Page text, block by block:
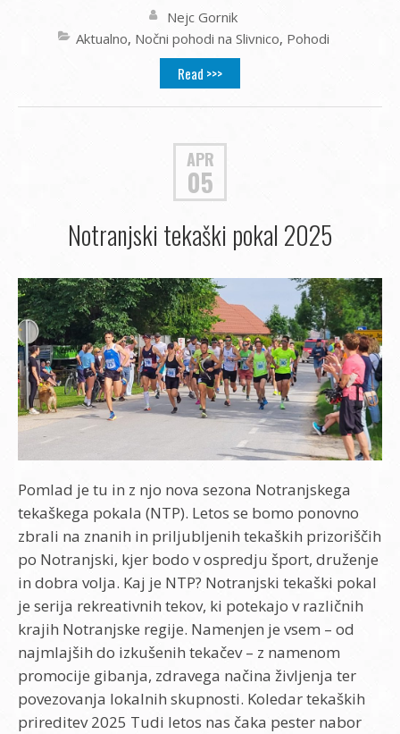
Nejc Gornik
Aktualno, Nočni pohodi na Slivnico, Pohodi
Read >>>
APR
05
Notranjski tekaški pokal 2025
Pomlad je tu in z njo nova sezona Notranjskega
tekaškega pokala (NTP). Letos se bomo ponovno
zbrali na znanih in priljubljenih tekaških prizoriščih
po Notranjski, kjer bodo v ospredju šport, druženje
in dobra volja. Kaj je NTP? Notranjski tekaški pokal
je serija rekreativnih tekov, ki potekajo v različnih
krajih Notranjske regije. Namenjen je vsem – od
najmlajših do izkušenih tekačev – z namenom
promocije gibanja, zdravega načina življenja ter
povezovanja lokalnih skupnosti. Koledar tekaških
prireditev 2025 Tudi letos nas čaka pester nabor